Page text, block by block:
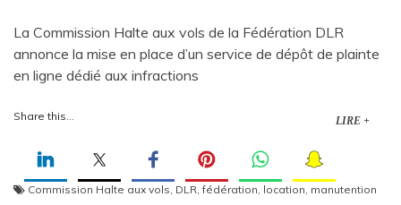
La Commission Halte aux vols de la Fédération DLR
annonce la mise en place d’un service de dépôt de plainte
en ligne dédié aux infractions
Share this... LIRE +
Commission Halte aux vols, DLR,fédération, location, manutention